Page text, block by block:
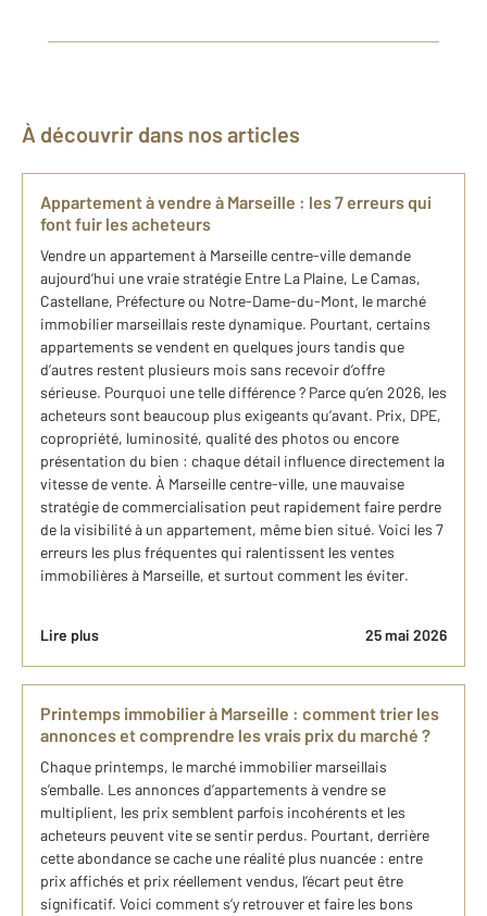
À découvrir dans nos articles
Appartement à vendre à Marseille : les 7 erreurs qui
font fuir les acheteurs
Vendre un appartement à Marseille centre-ville demande
aujourd’hui une vraie stratégie Entre La Plaine, Le Camas,
Castellane, Préfecture ou Notre-Dame-du-Mont, le marché
immobilier marseillais reste dynamique. Pourtant, certains
appartements se vendent en quelques jours tandis que
d’autres restent plusieurs mois sans recevoir d’offre
sérieuse. Pourquoi une telle différence ? Parce qu’en 2026, les
acheteurs sont beaucoup plus exigeants qu’avant. Prix, DPE,
copropriété, luminosité, qualité des photos ou encore
présentation du bien : chaque détail influence directement la
vitesse de vente. À Marseille centre-ville, une mauvaise
stratégie de commercialisation peut rapidement faire perdre
de la visibilité à un appartement, même bien situé. Voici les 7
erreurs les plus fréquentes qui ralentissent les ventes
immobilières à Marseille, et surtout comment les éviter.
Lire plus 25 mai 2026
Printemps immobilier à Marseille : comment trier les
annonces et comprendre les vrais prix du marché ?
Chaque printemps, le marché immobilier marseillais
s’emballe. Les annonces d’appartements à vendre se
multiplient, les prix semblent parfois incohérents et les
acheteurs peuvent vite se sentir perdus. Pourtant, derrière
cette abondance se cache une réalité plus nuancée : entre
prix affichés et prix réellement vendus, l’écart peut être
significatif. Voici comment s’y retrouver et faire les bons